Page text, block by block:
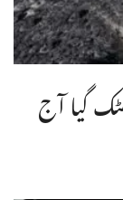
گیا آج